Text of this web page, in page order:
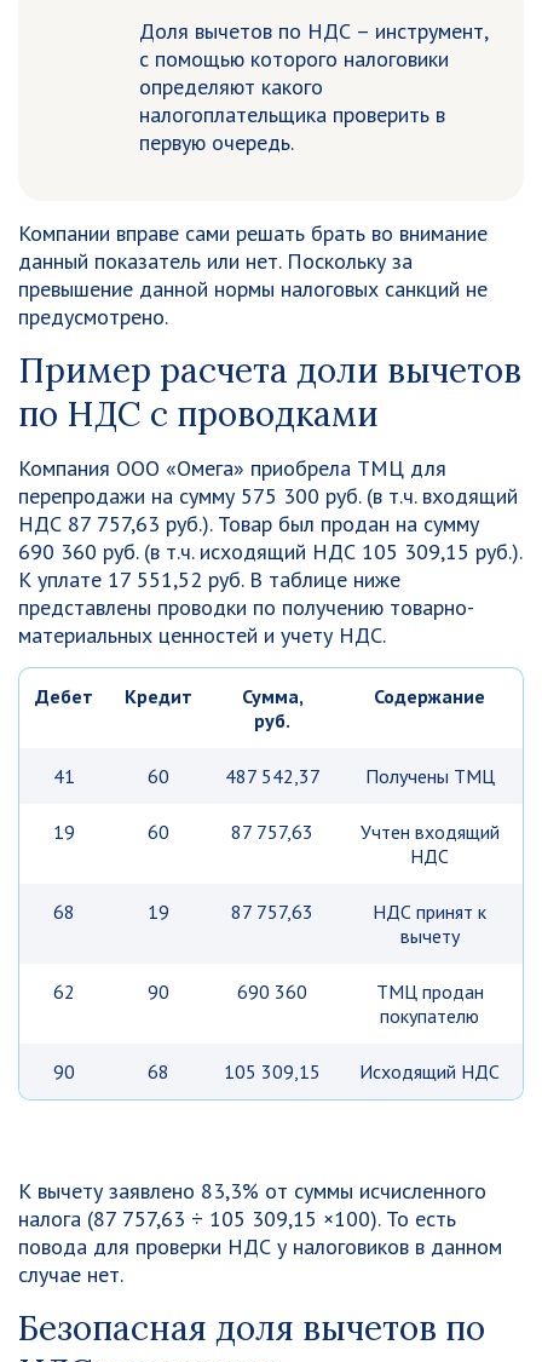
Доля вычетов по НДС – инструмент,
с помощью которого налоговики
определяют какого
налогоплательщика проверить в
первую очередь.
Компании вправе сами решать брать во внимание
данный показатель или нет. Поскольку за
превышение данной нормы налоговых санкций не
предусмотрено.
Пример расчета доли вычетов
по НДС с проводками
Компания ООО «Омега» приобрела ТМЦ для
перепродажи на сумму 575 300 руб. (в т.ч. входящий
НДС 87 757,63 руб.). Товар был продан на сумму
690 360 руб. (в т.ч. исходящий НДС 105 309,15 руб.).
К уплате 17 551,52 руб. В таблице ниже
представлены проводки по получению товарно-
материальных ценностей и учету НДС.
Дебет Кредит
Сумма,
руб.
Содержание
41 60 487 542,37 Получены ТМЦ
19 60 87 757,63
Учтен входящий
НДС
68 19 87 757,63
НДС принят к
вычету
62 90 690 360
ТМЦ продан
покупателю
90 68 105 309,15 Исходящий НДС
К вычету заявлено 83,3% от суммы исчисленного
налога (87 757,63 ÷ 105 309,15 ×100). То есть
повода для проверки НДС у налоговиков в данном
случае нет.
Безопасная доля вычетов по